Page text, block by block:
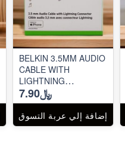
BELKIN 3.5MM AUDIO
CABLE WITH
LIGHTNING
CONNECTOR
﷼7.90
إضافة إلي عربة التسوق